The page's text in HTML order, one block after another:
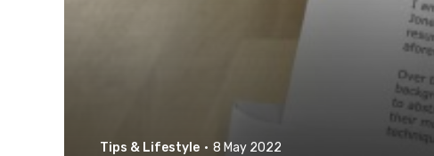
Tips & Lifestyle · 8 May 2022